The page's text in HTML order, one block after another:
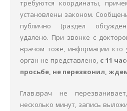
требуются координаты,
установлены законом.
публично (раздел
удалено. При звонке с
врачом тоже, информации кто
орган не представлено, с 11
просьбе, не перезвонил,
Глав.врач не
несколько минут, запись